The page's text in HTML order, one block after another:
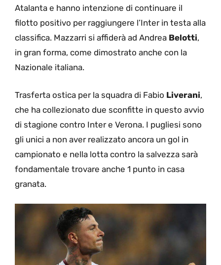
Atalanta e hanno intenzione di continuare il
filotto positivo per raggiungere l’Inter in testa alla
classifica. Mazzarri si affiderà ad Andrea Belotti,
in gran forma, come dimostrato anche con la
Nazionale italiana.
Trasferta ostica per la squadra di Fabio Liverani,
che ha collezionato due sconfitte in questo avvio
di stagione contro Inter e Verona. I pugliesi sono
gli unici a non aver realizzato ancora un gol in
campionato e nella lotta contro la salvezza sarà
fondamentale trovare anche 1 punto in casa
granata.